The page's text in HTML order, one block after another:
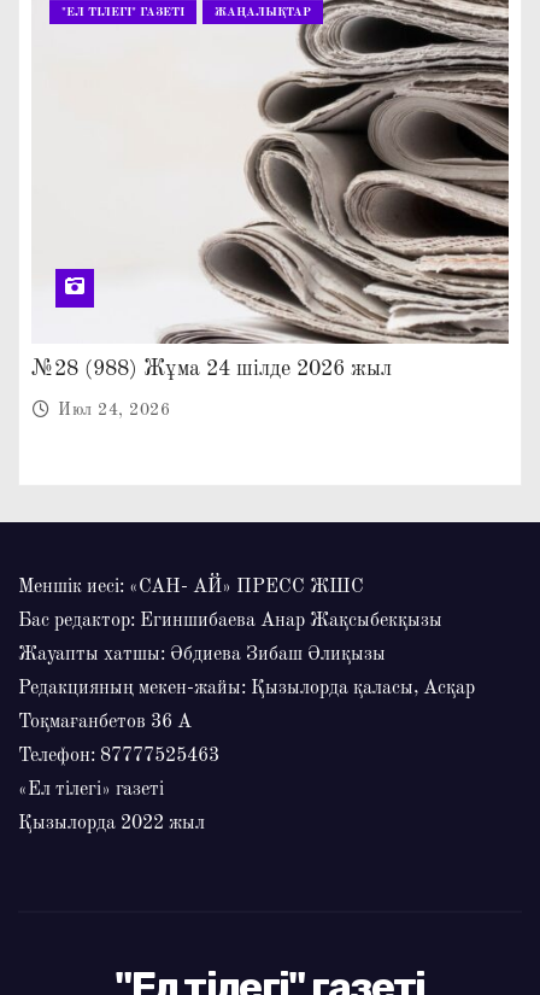
"ЕЛ ТІЛЕГІ" ГАЗЕТІ ЖАҢАЛЫҚТАР
№28 (988) Жұма 24 шілде 2026 жыл
Июл 24, 2026
Меншік иесі: «САН- АЙ» ПРЕСС ЖШС
Бас редактор: Егиншибаева Анар Жақсыбекқызы
Жауапты хатшы: Әбдиева Зибаш Әлиқызы
Редакцияның мекен-жайы: Қызылорда қаласы, Асқар
Тоқмағанбетов 36 А
Телефон: 87777525463
«Ел тілегі» газеті
Қызылорда 2022 жыл